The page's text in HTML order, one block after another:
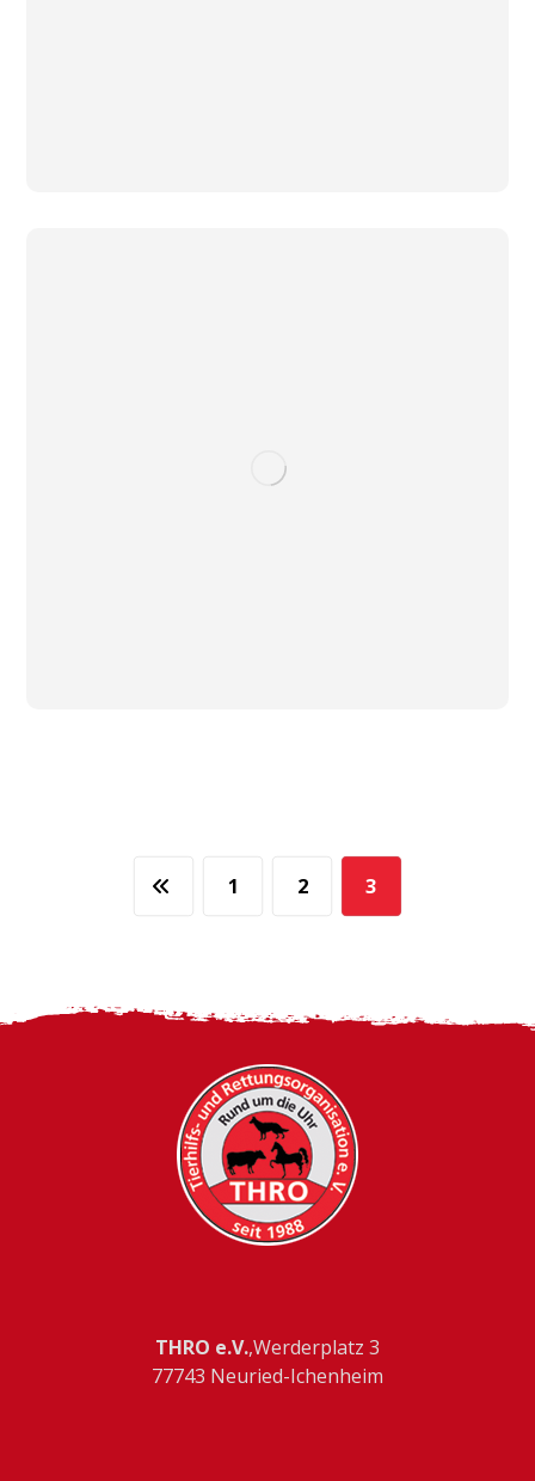
1 2 3
THRO e.V.,Werderplatz 3
77743 Neuried-Ichenheim